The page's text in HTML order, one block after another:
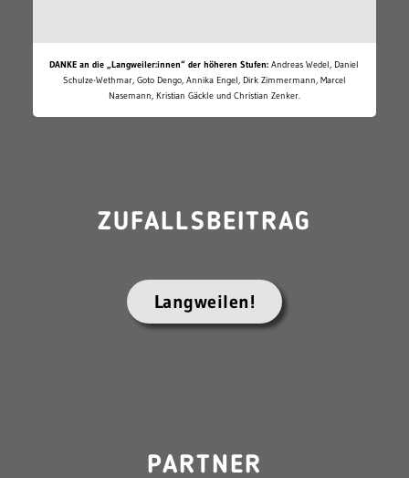
DANKE an die „Langweiler:innen“ der höheren Stufen: Andreas Wedel, Daniel
Schulze-Wethmar, Goto Dengo, Annika Engel, Dirk Zimmermann, Marcel
Nasemann, Kristian Gäckle und Christian Zenker.
ZUFALLSBEITRAG
Langweilen!
PARTNER